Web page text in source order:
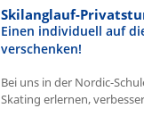
Skilanglauf-
Einen individuell auf
verschenken!
Bei uns in der Nordic-
Skating erlernen,